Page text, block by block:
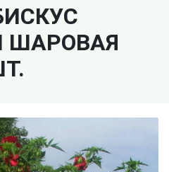
ШАРОВАЯ